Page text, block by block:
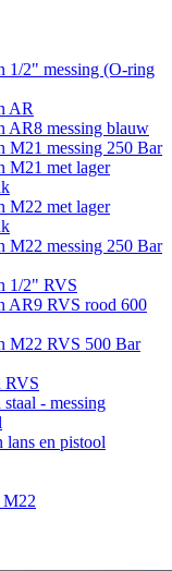
1/2" messing (O-ring
AR
AR8 messing blauw
M21 messing 250 Bar
M21 met lager
M22 met lager
M22 messing 250 Bar
1/2" RVS
AR9 RVS rood 600
M22 RVS 500 Bar
RVS
- messing
lans en pistool
M22